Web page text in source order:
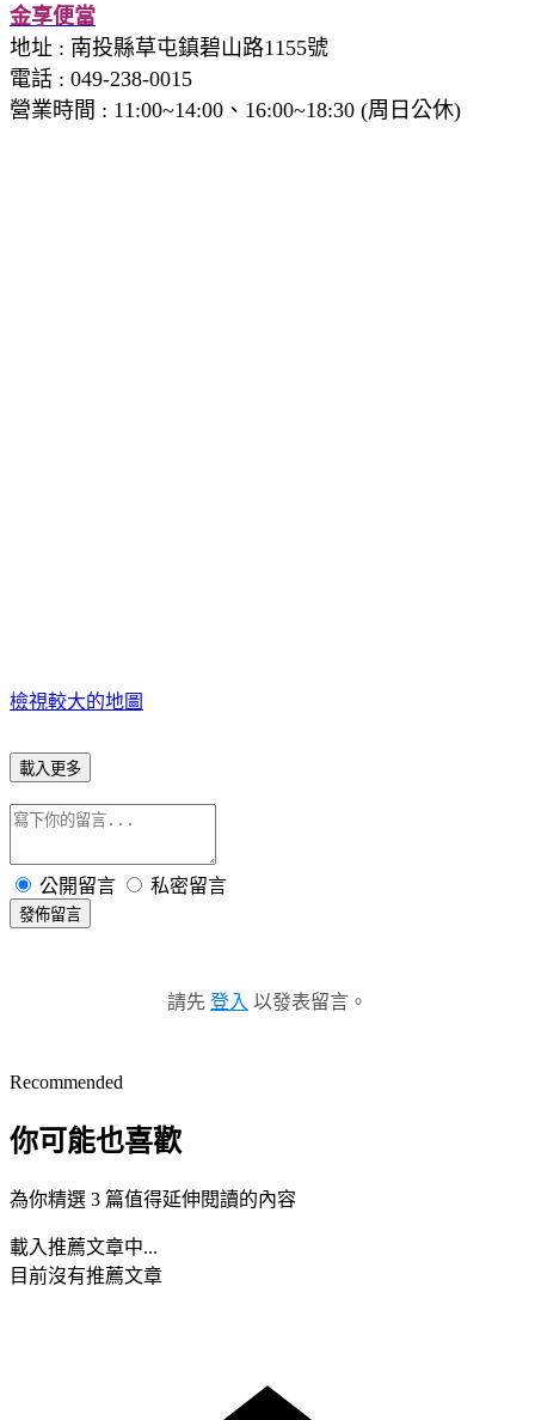
金享便當
地址 : 南投縣草屯鎮碧山路1155號
電話 : 049-238-0015
營業時間 : 11:00~14:00、16:00~18:30 (周日公休)
檢視較大的地圖
載入更多
公開留言 私密留言
發佈留言
請先 登入 以發表留言。
Recommended
你可能也喜歡
為你精選 3 篇值得延伸閱讀的內容
載入推薦文章中...
目前沒有推薦文章